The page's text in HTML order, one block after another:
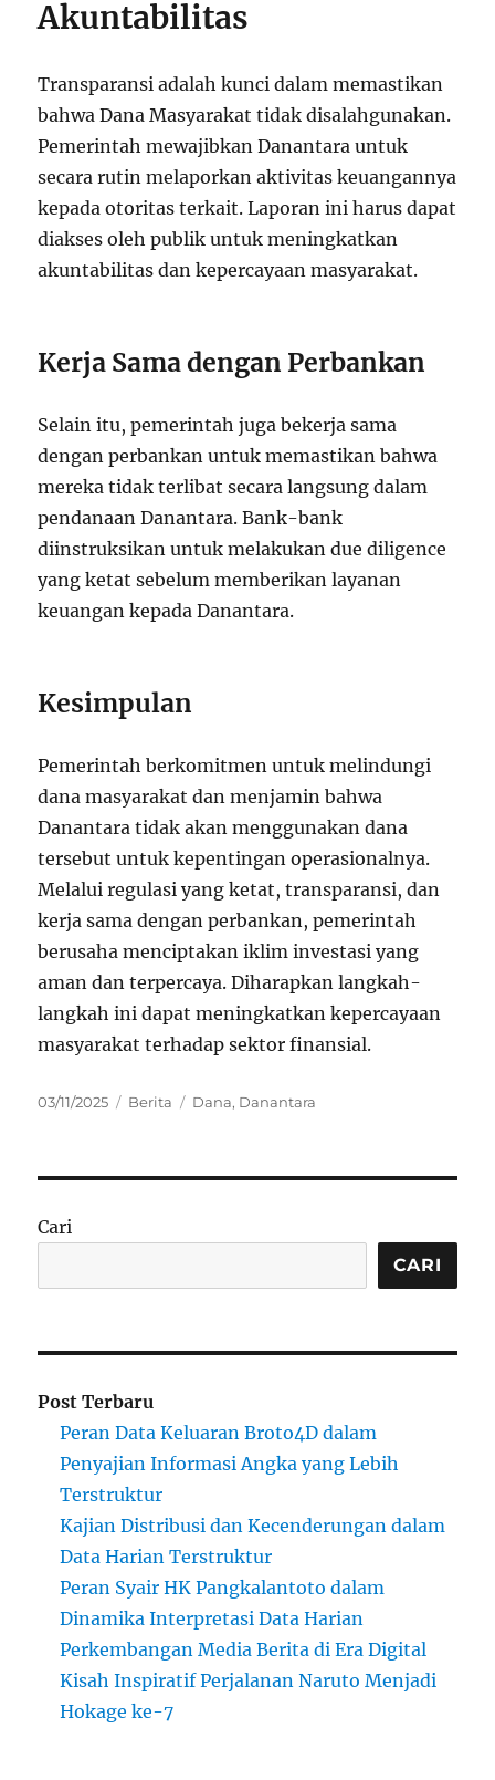
Akuntabilitas
Transparansi adalah kunci dalam memastikan
bahwa Dana Masyarakat tidak disalahgunakan.
Pemerintah mewajibkan Danantara untuk
secara rutin melaporkan aktivitas keuangannya
kepada otoritas terkait. Laporan ini harus dapat
diakses oleh publik untuk meningkatkan
akuntabilitas dan kepercayaan masyarakat.
Kerja Sama dengan Perbankan
Selain itu, pemerintah juga bekerja sama
dengan perbankan untuk memastikan bahwa
mereka tidak terlibat secara langsung dalam
pendanaan Danantara. Bank-bank
diinstruksikan untuk melakukan due diligence
yang ketat sebelum memberikan layanan
keuangan kepada Danantara.
Kesimpulan
Pemerintah berkomitmen untuk melindungi
dana masyarakat dan menjamin bahwa
Danantara tidak akan menggunakan dana
tersebut untuk kepentingan operasionalnya.
Melalui regulasi yang ketat, transparansi, dan
kerja sama dengan perbankan, pemerintah
berusaha menciptakan iklim investasi yang
aman dan terpercaya. Diharapkan langkah-
langkah ini dapat meningkatkan kepercayaan
masyarakat terhadap sektor finansial.
Posted
03/11/2025 Categories
Berita Tags
Dana, Danantara
Cari
CARI
Post Terbaru
Peran Data Keluaran Broto4D dalam
Penyajian Informasi Angka yang Lebih
Terstruktur
Kajian Distribusi dan Kecenderungan dalam
Data Harian Terstruktur
Peran Syair HK Pangkalantoto dalam
Dinamika Interpretasi Data Harian
Perkembangan Media Berita di Era Digital
Kisah Inspiratif Perjalanan Naruto Menjadi
Hokage ke-7